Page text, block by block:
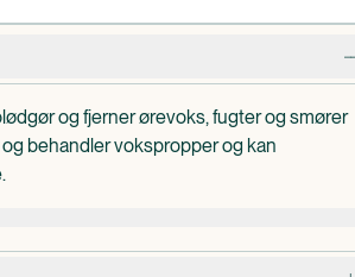
og fjerner ørevoks, fugter og smører
behandler vokspropper og kan
og pleje af den ydre øregang. Waxonova
ydre øregang og understøtter fjernelsen af